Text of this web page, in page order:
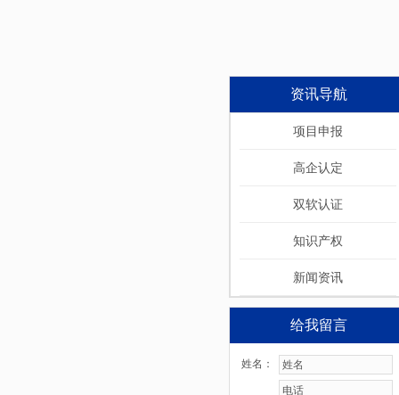
资讯导航
项目申报
高企认定
双软认证
知识产权
新闻资讯
给我留言
姓名：